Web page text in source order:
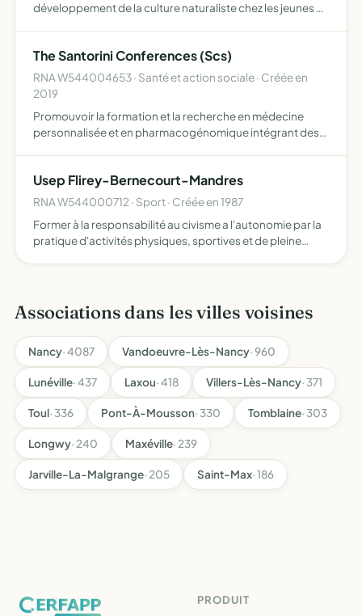
développement de la culture naturaliste chez les jeunes et
The Santorini Conferences (Scs)
RNA W544004653 · Santé et action sociale · Créée en
2019
Promouvoir la formation et la recherche en médecine
personnalisée et en pharmacogénomique intégrant des
la consommat…
Usep Flirey-Bernecourt-Mandres
RNA W544000712 · Sport · Créée en 1987
Former à la responsabilité au civisme a l'autonomie par la
pratique d'activités physiques, sportives et de pleine
Associations dans les villes voisines
Nancy· 4087 Vandoeuvre-Lès-Nancy· 960
Lunéville· 437 Laxou· 418 Villers-Lès-Nancy· 371
Toul· 336 Pont-À-Mousson· 330 Tomblaine· 303
Longwy· 240 Maxéville· 239
Jarville-La-Malgrange· 205 Saint-Max· 186
PRODUIT